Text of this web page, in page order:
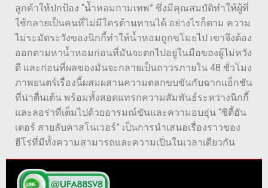
ลูกค้าให้ปกป้อง “น้ำหอมกามเทพ” ซึ่งมีคุณสมบัติทำให้ผู้ที่
ใช้กลายเป็นคนที่ไม่มีใครต้านทานได้ อย่างไรก็ตาม ความ
ไม่ระมัดระวังของนิกกี้ทำให้น้ำหอมถูกขโมยไป เขาจึงต้อง
ออกตามหาน้ำหอมก่อนที่มันจะตกไปอยู่ในมือของผู้ไม่หวัง
ดี และก่อนที่ผลของมันจะกลายเป็นถาวรภายใน 48 ชั่วโมง
ภาพยนตร์เรื่องนี้ผสมผสานความตลกขบขันกับฉากแอ็กชัน
ที่น่าตื่นเต้น พร้อมทั้งสอดแทรกความสัมพันธ์ระหว่างนิกกี้
และลอร่าที่เต็มไปด้วยอารมณ์ขันและความอบอุ่น “ซิตี้ฮัน
เตอร์ สายลับคาสโนเวอร์” เป็นการนำเสนอเรื่องราวของ
ฮีโร่ที่มีทั้งความสามารถและความเปิ่นในเวลาเดียวกัน